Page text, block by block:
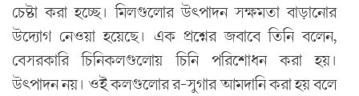
চেষ্টা করা হচ্ছে। মিলগুলোর উৎপাদন সক্ষমতা বাড়ানোর
উদ্যোগ নেওয়া হয়েছে। এক প্রশ্নের জবাবে তিনি বলেন,
বেসরকারি চিনিকলগুলোয় চিনি পরিশোধন করা হয়।
উৎপাদন নয়। ওই কলগুলোর র-সুগার আমদানি করা হয় বলে